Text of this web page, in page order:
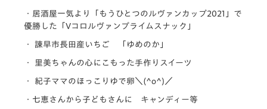
・居酒屋一気より「もうひとつのルヴァンカップ2021」で
優勝した
「Vコロルヴァンプライムスナック」
・ 諫早市長田産いちご 「ゆめのか」
・ 里美ちゃんの心にこもった手作りスイーツ
・ 紀子ママのほっこりゆで卵＼(^o^)／
・七恵さんから子どもさんに キャンディー等